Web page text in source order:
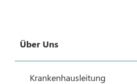
Über Uns
Krankenhausleitung